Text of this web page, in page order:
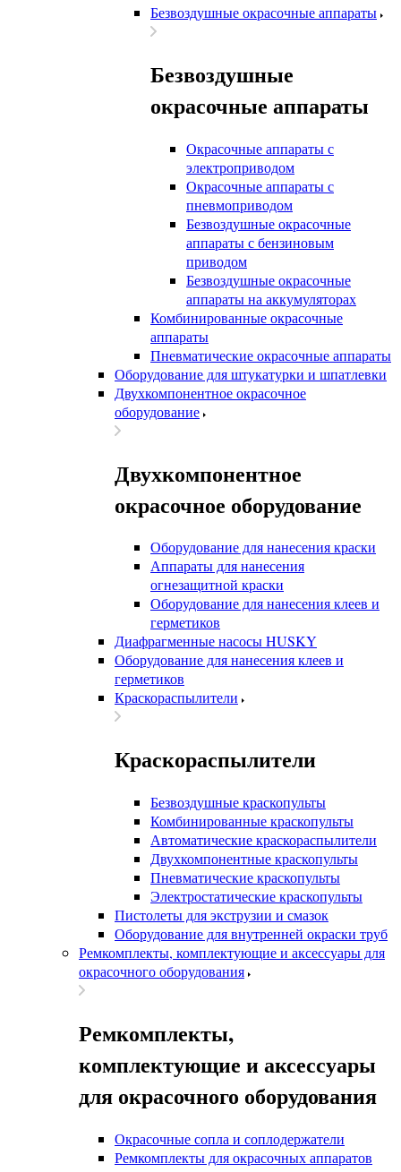
Безвоздушные окрасочные аппараты
Безвоздушные
окрасочные аппараты
Окрасочные аппараты с
электроприводом
Окрасочные аппараты с
пневмоприводом
Безвоздушные окрасочные
аппараты с бензиновым
приводом
Безвоздушные окрасочные
аппараты на аккумуляторах
Комбинированные окрасочные
аппараты
Пневматические окрасочные аппараты
Оборудование для штукатурки и шпатлевки
Двухкомпонентное окрасочное
оборудование
Двухкомпонентное
окрасочное оборудование
Оборудование для нанесения краски
Аппараты для нанесения
огнезащитной краски
Оборудование для нанесения клеев и
герметиков
Диафрагменные насосы HUSKY
Оборудование для нанесения клеев и
герметиков
Краскораспылители
Краскораспылители
Безвоздушные краскопульты
Комбинированные краскопульты
Автоматические краскораспылители
Двухкомпонентные краскопульты
Пневматические краскопульты
Электростатические краскопульты
Пистолеты для экструзии и смазок
Оборудование для внутренней окраски труб
Ремкомплекты, комплектующие и аксессуары для
окрасочного оборудования
Ремкомплекты,
комплектующие и аксессуары
для окрасочного оборудования
Окрасочные сопла и соплодержатели
Ремкомплекты для окрасочных аппаратов